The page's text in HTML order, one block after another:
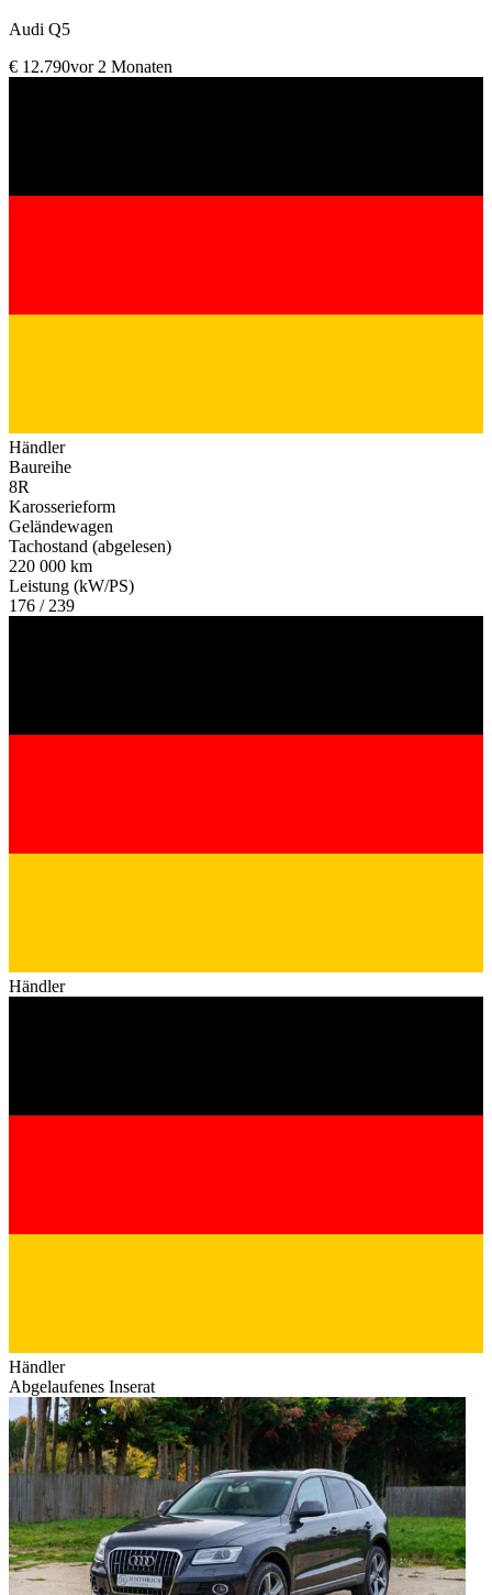
Audi Q5
€ 12.790vor 2 Monaten
Händler
Baureihe
8R
Karosserieform
Geländewagen
Tachostand (abgelesen)
220 000 km
Leistung (kW/PS)
176 / 239
Händler
Händler
Abgelaufenes Inserat